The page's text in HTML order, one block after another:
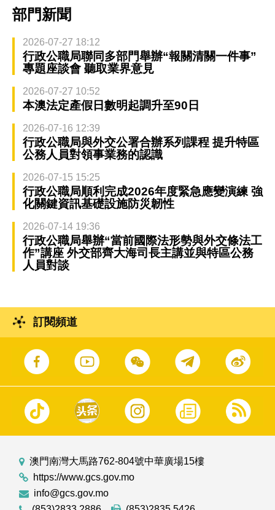
部門新聞
2026-07-27 18:12
行政公職局聯同多部門舉辦“報關清關一件事”
專題座談會 聽取業界意見
2026-07-27 10:52
本澳法定產假日數明起調升至90日
2026-07-16 12:39
行政公職局與外交公署合辦系列課程 提升特區
公務人員對領事業務的認識
2026-07-15 15:25
行政公職局順利完成2026年度緊急應變演練 強
化關鍵資訊基礎設施防災韌性
2026-07-14 19:36
行政公職局舉辦“當前國際法形勢與外交條法工
作”講座 外交部齊大海司長主講並與特區公務
人員對談
訂閱頻道
澳門南灣大馬路762-804號中華廣場15樓
https://www.gcs.gov.mo
info@gcs.gov.mo